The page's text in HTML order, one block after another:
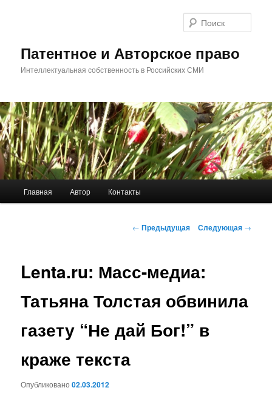
Патентное и Авторское право
Интеллектуальная собственность в Российских СМИ
Главная Автор Контакты
Навигация
← Предыдущая Следующая →
Lenta.ru: Масс-медиа:
Татьяна Толстая обвинила
газету “Не дай Бог!” в
краже текста
Опубликовано02.03.2012